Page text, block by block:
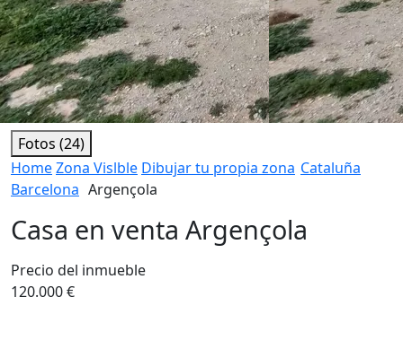
Fotos (24)
HomeZona Vislble Dibujar tu propia zona Cataluña
Barcelona Argençola
Casa en venta Argençola
Precio del inmueble
120.000 €